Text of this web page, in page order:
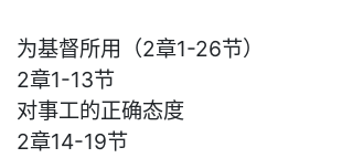
为基督所用（2章1-26节）
2章1-13节
对事工的正确态度
2章14-19节